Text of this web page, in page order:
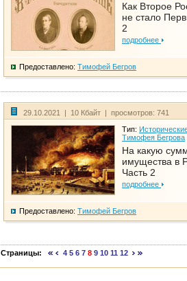
Как Второе
не стало
2
подробнее
Предоставлено: Тимофей Бегров
29.10.2021 | 10 Кбайт | просмотров: 741
Тип:
Тимофея Бегрова
На какую
имущества в
Часть 2
подробнее
Предоставлено: Тимофей Бегров
Страницы: 4 5 6 7 8 9 10 11 12